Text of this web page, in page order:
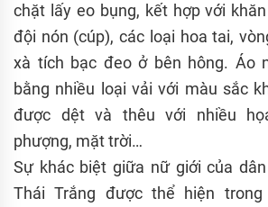
chặt lấy eo bụng, kết hợp với
đội nón (cúp), các loại hoa tai,
xà tích bạc đeo ở bên hông. Áo
bằng nhiều loại vải với màu sắc
được dệt và thêu với nhiều
phượng, mặt trời…
Sự khác biệt giữa nữ giới của
Thái Trắng được thể hiện